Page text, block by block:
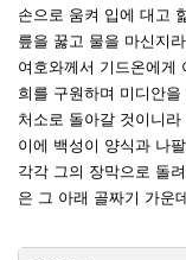
손으로 움켜 입에 대고
릎을 꿇고 물을 마신지라
여호와께서 기드온에게
희를 구원하며 미디안
처소로 돌아갈 것이니라
이에 백성이 양식과 나
각각 그의 장막으로 돌
은 그 아래 골짜기 가운